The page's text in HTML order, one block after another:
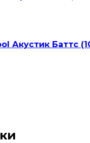
Акустик Баттс